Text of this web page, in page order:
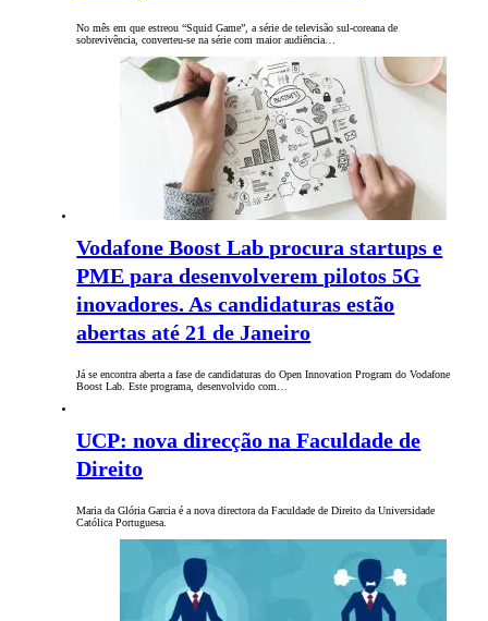
No mês em que estreou “Squid Game”, a série de televisão sul-coreana de
sobrevivência, converteu-se na série com maior audiência…
Vodafone Boost Lab procura startups e
PME para desenvolverem pilotos 5G
inovadores. As candidaturas estão
abertas até 21 de Janeiro
Já se encontra aberta a fase de candidaturas do Open Innovation Program do Vodafone
Boost Lab. Este programa, desenvolvido com…
UCP: nova direcção na Faculdade de
Direito
Maria da Glória Garcia é a nova directora da Faculdade de Direito da Universidade
Católica Portuguesa.